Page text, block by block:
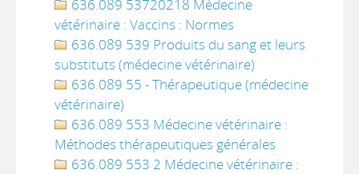
636.089 53720218 Médecine
vétérinaire : Vaccins : Normes
636.089 539 Produits du sang et leurs
substituts (médecine vétérinaire)
636.089 55 - Thérapeutique (médecine
vétérinaire)
636.089 553 Médecine vétérinaire :
Méthodes thérapeutiques générales
636.089 553 2 Médecine vétérinaire :